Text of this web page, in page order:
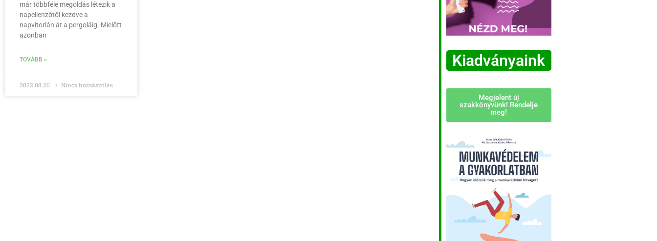
már többféle megoldás létezik a
napellenzőtől kezdve a
napvitorlán át a pergoláig. Mielőtt
azonban
TOVÁBB »
2022.08.20. Nincs hozzászólás
Kiadványaink
Megjelent új
szakkönyvünk! Rendelje
meg!